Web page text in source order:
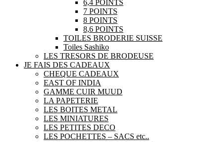
6,4 POINTS
7 POINTS
8 POINTS
8,6 POINTS
TOILES BRODERIE SUISSE
Toiles Sashiko
LES TRESORS DE BRODEUSE
JE FAIS DES CADEAUX
CHEQUE CADEAUX
EAST OF INDIA
GAMME CUIR MUUD
LA PAPETERIE
LES BOITES METAL
LES MINIATURES
LES PETITES DECO
LES POCHETTES – SACS etc..